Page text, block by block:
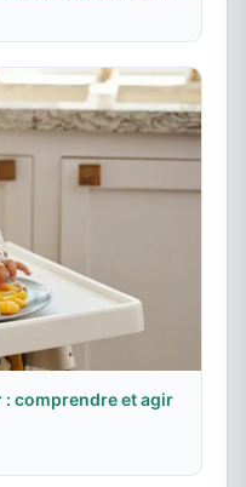
: comprendre et agir